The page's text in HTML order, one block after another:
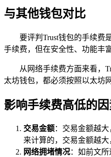
与其他钱包对比
要评判Trust钱包的手续费
手续费，但在安全性、功能丰
从网络手续费方面来看，
太坊钱包，都必须按照以太坊
影响手续费高低的
交易金额：交易金额越
来计算的，交易金额越
网络拥堵情况：如前文